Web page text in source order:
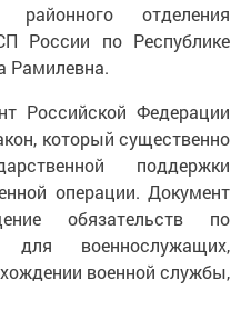
районного отделения
России по Республике
Рамилевна.
Российской Федерации
который существенно
поддержки
операции. Документ
обязательств по
для военнослужащих,
военной службы,